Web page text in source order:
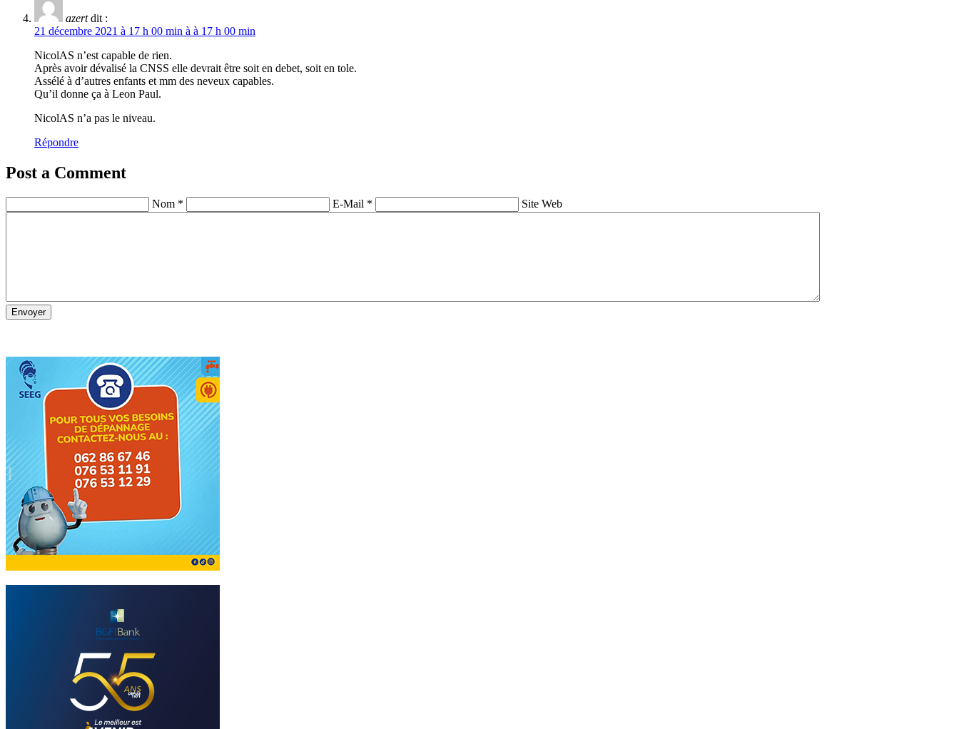
azert dit :
21 décembre 2021 à 17 h 00 min à à 17 h 00 min
NicolAS n’est capable de rien.
Après avoir dévalisé la CNSS elle devrait être soit en debet, soit en tole.
Assélé à d’autres enfants et mm des neveux capables.
Qu’il donne ça à Leon Paul.
NicolAS n’a pas le niveau.
Répondre
Post a Comment
Nom * E-Mail * Site Web